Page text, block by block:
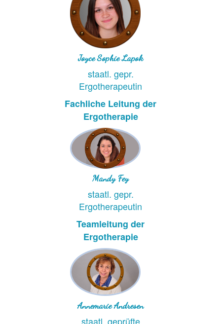
Joyce Sophie Lapok
staatl. gepr.
Ergotherapeutin
Fachliche Leitung der
Ergotherapie
Mandy Fey
staatl. gepr.
Ergotherapeutin
Teamleitung der
Ergotherapie
Annemarie Andresen
staatl. geprüfte